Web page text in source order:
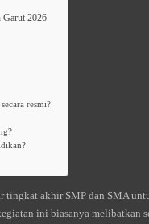
Garut 2026
resmi?
akhir SMP dan SMA
ini biasanya melibatkan